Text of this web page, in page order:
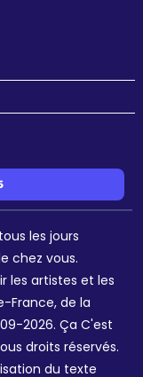
les jours
chez vous.
les artistes et les
France, de la
2026. Ça C'est
droits réservés.
du texte